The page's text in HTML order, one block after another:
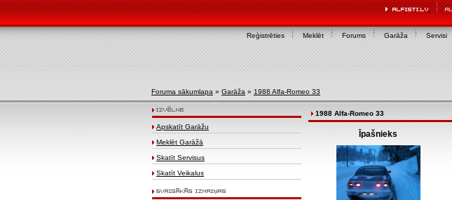
Reģistrēties Meklēt Forums Garāža Servisi
Foruma sākumlapa » Garāža » 1988 Alfa-Romeo 33
Apskatīt Garāžu
Meklēt Garāžā
Skatīt Servisus
Skatīt Veikalus
1988 Alfa-Romeo 33
Īpašnieks